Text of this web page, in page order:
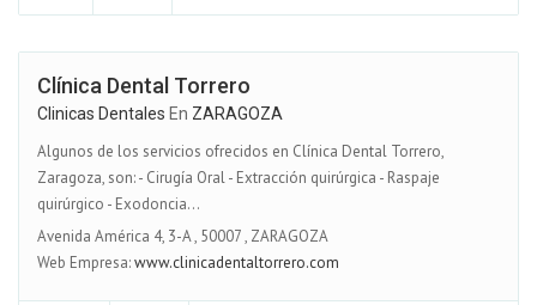
Clínica Dental Torrero
Clinicas Dentales En ZARAGOZA
Algunos de los servicios ofrecidos en Clínica Dental Torrero,
Zaragoza, son: - Cirugía Oral - Extracción quirúrgica - Raspaje
quirúrgico - Exodoncia...
Avenida América 4, 3-A, 50007, ZARAGOZA
Web Empresa:www.clinicadentaltorrero.com